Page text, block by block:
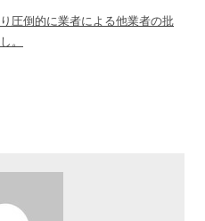
圧倒的に業者による他業者の批
。